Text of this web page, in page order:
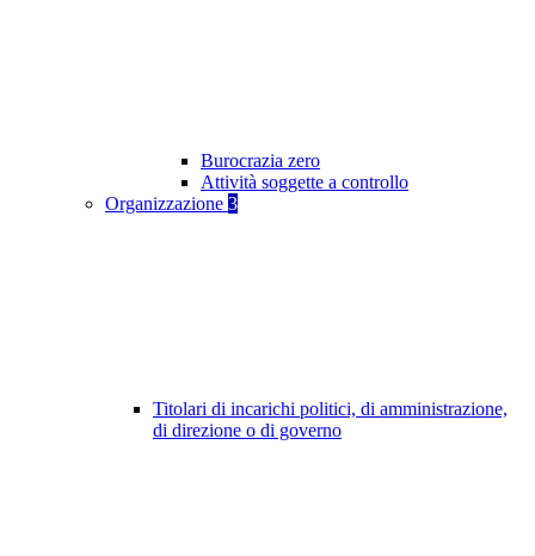
Burocrazia zero
Attività soggette a controllo
Organizzazione 3
Titolari di incarichi politici, di amministrazione,
di direzione o di governo